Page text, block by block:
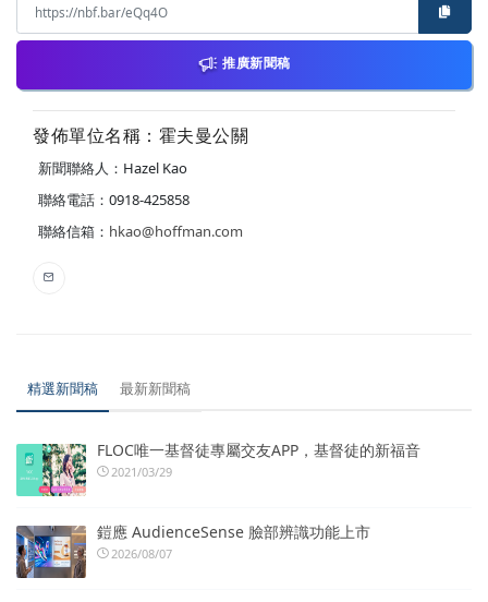
推廣新聞稿
發佈單位名稱：霍夫曼公關
新聞聯絡人：Hazel Kao
聯絡電話：0918-425858
聯絡信箱： hkao@hoffman.com
精選新聞稿 最新新聞稿
FLOC唯一基督徒專屬交友APP，基督徒的新福音
2021/03/29
鎧應 AudienceSense 臉部辨識功能上市
2026/08/07